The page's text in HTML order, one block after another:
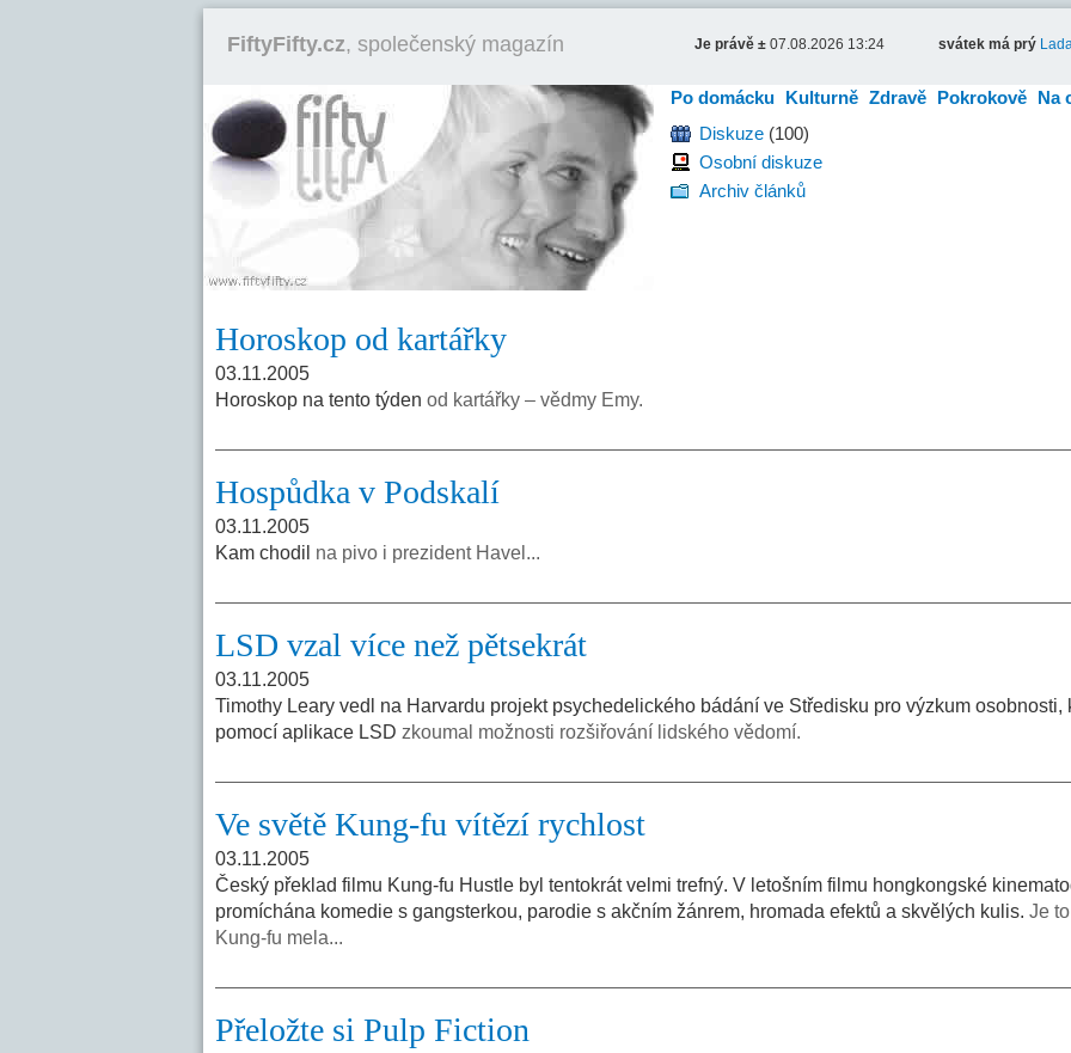
FiftyFifty.cz, společenský magazín Je právě ± 07.08.2026 13:24 svátek má prý
Po domácku Kulturně Zdravě Pokrokově Na
Diskuze (100)
Osobní diskuze
Archiv článků
Horoskop od kartářky
03.11.2005
Horoskop na tento týden od kartářky – vědmy Emy.
Hospůdka v Podskalí
03.11.2005
Kam chodil na pivo i prezident Havel...
LSD vzal více než pětsekrát
03.11.2005
Timothy Leary vedl na Harvardu projekt psychedelického bádání ve Středisku pro výzkum osobnosti,
pomocí aplikace LSD zkoumal možnosti rozšiřování lidského vědomí.
Ve světě Kung-fu vítězí rychlost
03.11.2005
Český překlad filmu Kung-fu Hustle byl tentokrát velmi trefný. V letošním filmu hongkongské
promíchána komedie s gangsterkou, parodie s akčním žánrem, hromada efektů a skvělých kulis. Je
Kung-fu mela...
Přeložte si Pulp Fiction